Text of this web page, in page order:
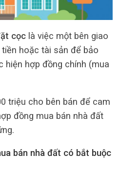
cọc là việc một bên giao
hoặc tài sản để bảo
hiện hợp đồng chính (mua
triệu cho bên bán để cam
đồng mua bán nhà đất
bán nhà đất có bắt buộc